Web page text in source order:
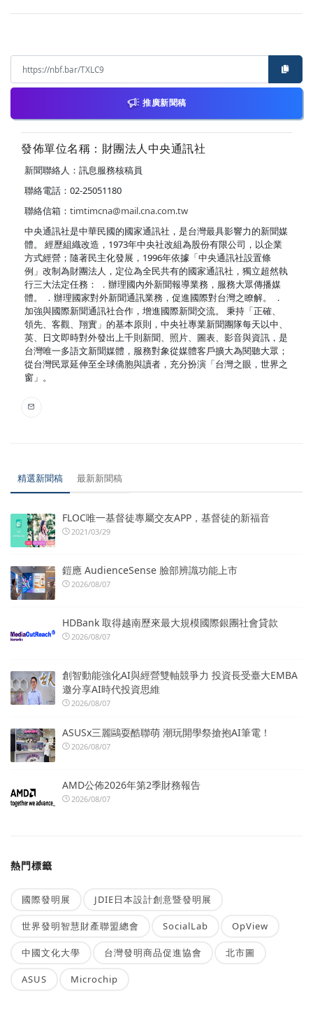
推廣新聞稿
發佈單位名稱：財團法人中央通訊社
新聞聯絡人：訊息服務核稿員
聯絡電話：02-25051180
聯絡信箱： timtimcna@mail.cna.com.tw
中央通訊社是中華民國的國家通訊社，是台灣最具影響力的新聞媒
體。 經歷組織改造，1973年中央社改組為股份有限公司，以企業
方式經營；隨著民主化發展，1996年依據「中央通訊社設置條
例」改制為財團法人，定位為全民共有的國家通訊社，獨立超然執
行三大法定任務： ．辦理國內外新聞報導業務，服務大眾傳播媒
體。 ．辦理國家對外新聞通訊業務，促進國際對台灣之瞭解。 ．
加強與國際新聞通訊社合作，增進國際新聞交流。 秉持「正確、
領先、客觀、翔實」的基本原則，中央社專業新聞團隊每天以中、
英、日文即時對外發出上千則新聞、照片、圖表、影音與資訊，是
台灣唯一多語文新聞媒體，服務對象從媒體客戶擴大為閱聽大眾；
從台灣民眾延伸至全球僑胞與讀者，充分扮演「台灣之眼，世界之
窗」。
精選新聞稿 最新新聞稿
FLOC唯一基督徒專屬交友APP，基督徒的新福音
2021/03/29
鎧應 AudienceSense 臉部辨識功能上市
2026/08/07
HDBank 取得越南歷來最大規模國際銀團社會貸款
2026/08/07
創智動能強化AI與經營雙軸競爭力 投資長受臺大EMBA
邀分享AI時代投資思維
2026/08/07
ASUSx三麗鷗耍酷聯萌 潮玩開學祭搶抱AI筆電！
2026/08/07
AMD公佈2026年第2季財務報告
2026/08/07
熱門標籤
國際發明展 JDIE日本設計創意暨發明展
世界發明智慧財產聯盟總會 SocialLab OpView
中國文化大學 台灣發明商品促進協會 北市圖
ASUS Microchip